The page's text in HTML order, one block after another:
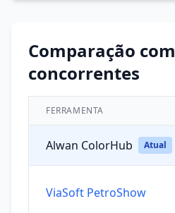
Comparação com
concorrentes
FERRAMENTA
Alwan ColorHub Atual
ViaSoft PetroShow